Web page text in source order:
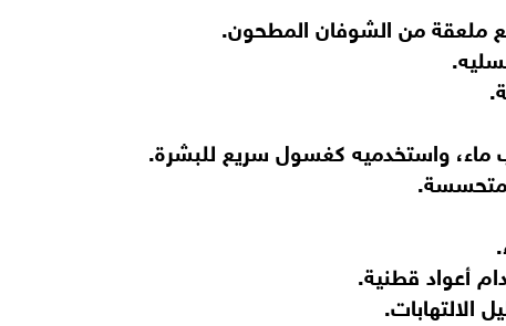
ملعقة من الشوفان المطحون.
واستخدميه كغسول سريع للبشرة.
أعواد قطنية.
الالتهابات.